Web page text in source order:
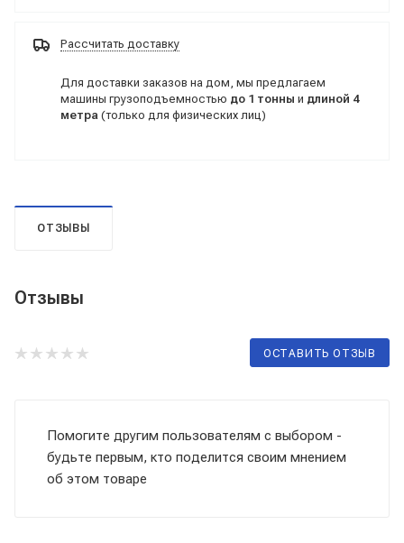
Рассчитать доставку
Для доставки заказов на дом, мы предлагаем
машины грузоподъемностью до 1 тонны и длиной 4
метра (только для физических лиц)
ОТЗЫВЫ
Отзывы
ОСТАВИТЬ ОТЗЫВ
Помогите другим пользователям с выбором -
будьте первым, кто поделится своим мнением
об этом товаре